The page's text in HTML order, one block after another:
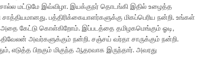
மட்டுமே இவ்விழா. இயக்குநர் தொடங்கி இதில் உழைத்த
பத்திரிக்கையாளர்களுக்கு மிகப்பெரிய நன்றி. உங்கள்
அதை கேட்டு கொள்கிறோம். இப்படத்தை தமிழகமெங்கும் ஓடி,
அவர்களுக்கும் நன்றி. சஞ்சய் வர்தா சாருக்கும் நன்றி.
எடுத்த பிறகும் மிகுந்த ஆதரவாக இருந்தார். அவரது